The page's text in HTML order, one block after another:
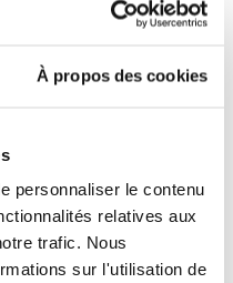
À propos des cookies
personnaliser le contenu
relatives aux
trafic. Nous
sur l'utilisation de